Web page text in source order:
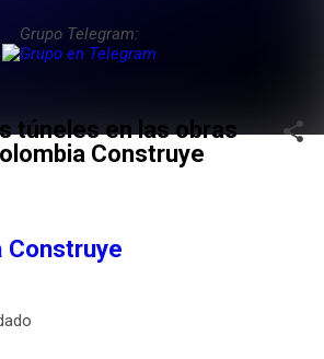
Grupo Telegram:
túneles en las obras
Construye
Construye